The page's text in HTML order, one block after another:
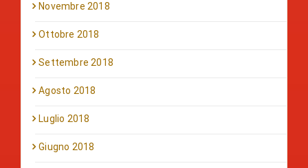
Novembre 2018
Ottobre 2018
Settembre 2018
Agosto 2018
Luglio 2018
Giugno 2018